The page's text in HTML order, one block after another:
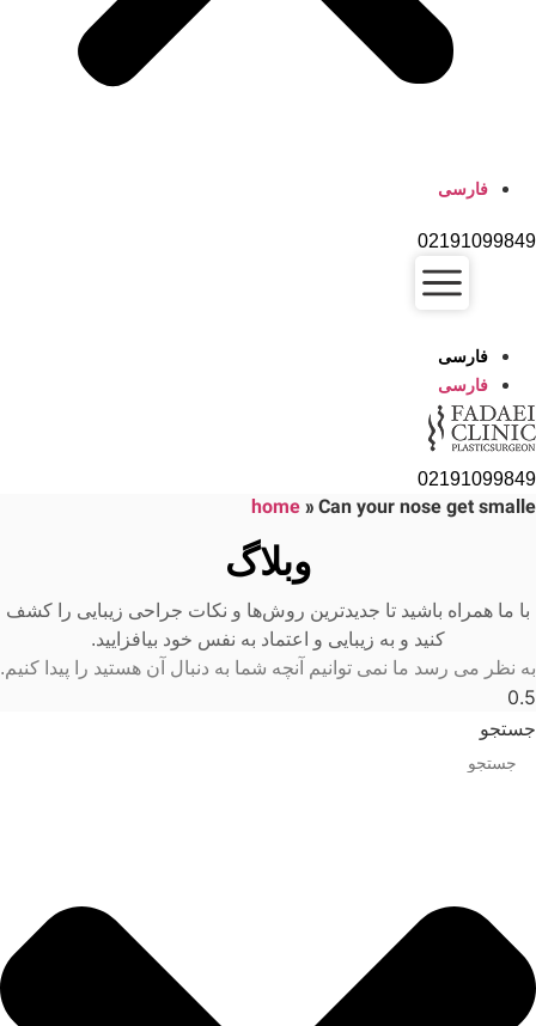
فارسی
02191099849
فارسی
فارسی
02191099849
home»Can your nose get smalle
وبلاگ
با ما همراه باشید تا جدیدترین روش‌ها و نکات جراحی زیبایی را کشف
کنید و به زیبایی و اعتماد به نفس خود بیافزایید.
به نظر می رسد ما نمی توانیم آنچه شما به دنبال آن هستید را پیدا کنیم.
جستجو